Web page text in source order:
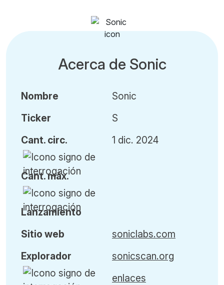
Acerca de Sonic
Nombre
Ticker
Cant. circ.
Cant.máx.
Lanzamiento
Sonic
S
1 dic. 2024
Sitio web
Explorador
soniclabs.com
sonicscan.org
enlaces